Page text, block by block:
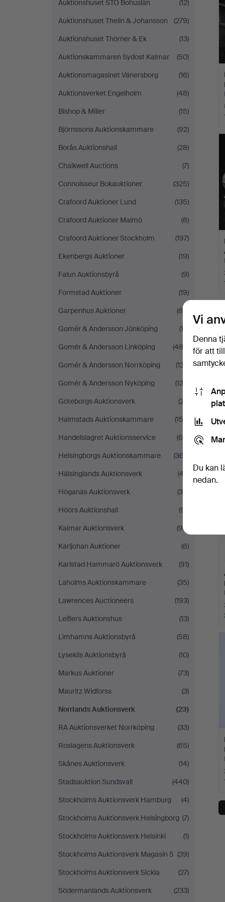
Auktionshuset STO Bohuslän
(12)
Auktionshuset Thelin & Johansson
(279)
Auktionshuset Thörner & Ek
(13)
Auktionskammaren Sydost Kalmar
(50)
Auktionsmagasinet Vänersborg
(16)
Auktionsverket Engelholm
(48)
Bishop & Miller
(15)
Björnssons Auktionskammare
(92)
Borås Auktionshall
(28)
Chalkwell Auctions
(7)
Connoisseur Bokauktioner
(325)
Crafoord Auktioner Lund
(135)
Crafoord Auktioner Malmö
(6)
Crafoord Auktioner Stockholm
(197)
Ekenbergs Auktioner
(19)
Falun Auktionsbyrå
(9)
Formstad Auktioner
(19)
Garpenhus Auktioner
(88)
Gomér & Andersson Jönköping
(13)
Gomér & Andersson Linköping
(483)
Gomér & Andersson Norrköping
(137)
Gomér & Andersson Nyköping
(132)
Göteborgs Auktionsverk
(27)
Halmstads Auktionskammare
(152)
Handelslagret Auktionsservice
(68)
Helsingborgs Auktionskammare
(367)
Hälsinglands Auktionsverk
(47)
Höganäs Auktionsverk
(34)
Höörs Auktionshall
(91)
Kalmar Auktionsverk
(95)
Karljohan Auktioner
(6)
Karlstad Hammarö Auktionsverk
(91)
Laholms Auktionskammare
(35)
Lawrences Auctioneers
(193)
Leiflers Auktionshus
(13)
Limhamns Auktionsbyrå
(58)
Lysekils Auktionsbyrå
(10)
Markus Auktioner
(73)
Mauritz Widforss
(3)
Norrlands Auktionsverk
(23)
RA Auktionsverket Norrköping
(33)
Roslagens Auktionsverk
(65)
Skånes Auktionsverk
(14)
Stadsauktion Sundsvall
(440)
Stockholms Auktionsverk Hamburg
(4)
Stockholms Auktionsverk Helsingborg (7)
Stockholms Auktionsverk Helsinki
(1)
Stockholms Auktionsverk Magasin 5 (39)
Stockholms Auktionsverk Sickla
(27)
Södermanlands Auktionsverk
(233)
Vi
Denna
för att
Du kan
nedan.